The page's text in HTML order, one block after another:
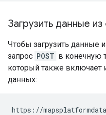
Загрузить данные
Чтобы загрузить данные
запрос POST в конечную
который также включает
данных:
https://